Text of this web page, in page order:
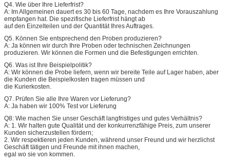
Q4. Wie über Ihre Lieferfrist?
A: Im Allgemeinen dauert es 30 bis 60 Tage, nachdem es Ihre Vorauszahlung
empfangen hat. Die spezifische Lieferfrist hängt ab
auf den Einzelteilen und der Quantität Ihres Auftrages.
Q5. Können Sie entsprechend den Proben produzieren?
A: Ja können wir durch Ihre Proben oder technischen Zeichnungen
produzieren. Wir können die Formen und die Befestigungen errichten.
Q6. Was ist Ihre Beispielpolitik?
A: Wir können die Probe liefern, wenn wir bereite Teile auf Lager haben, aber
die Kunden die Beispielkosten tragen müssen und
die Kurierkosten.
Q7. Prüfen Sie alle Ihre Waren vor Lieferung?
A: Ja haben wir 100% Test vor Lieferung
Q8: Wie machen Sie unser Geschäft langfristiges und gutes Verhältnis?
A: 1. Wir halten gute Qualität und der konkurrenzfähige Preis, zum unserer
Kunden sicherzustellen fördern;
2. Wir respektieren jeden Kunden, während unser Freund und wir herzlichst
Geschäft tätigen und Freunde mit ihnen machen,
egal wo sie von kommen.